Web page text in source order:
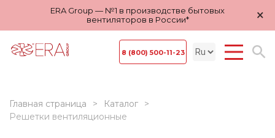
ERA Group — №1 в производстве бытовых
вентиляторов в России*
×
8 (800) 500-11-23
Главная страница
Каталог
Решетки вентиляционные